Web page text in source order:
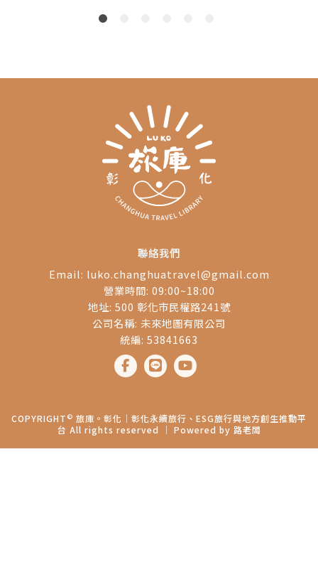
聯絡我們
Email: luko.changhuatravel@gmail.com
營業時間: 09:00~18:00
地址: 500 彰化市民權路241號
公司名稱: 未來地圖有限公司
統編: 53841663
COPYRIGHT © 旅庫。彰化│彰化永續旅行、ESG旅行與地方創生推動平
台 All rights reserved ｜ Powered by 路老闆